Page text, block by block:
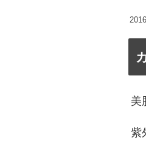
美
紫